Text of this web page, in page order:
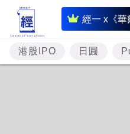
經一 x《華
即
時
財
經
港股IPO 日圓